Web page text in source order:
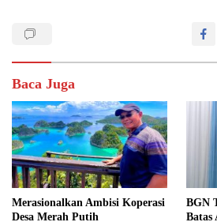
Baca Juga
Merasionalkan Ambisi Koperasi
Desa Merah Putih
BGN
Batas